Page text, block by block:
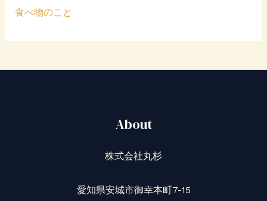
食べ物のこと
About
株式会社丸杉
愛知県安城市御幸本町7-15